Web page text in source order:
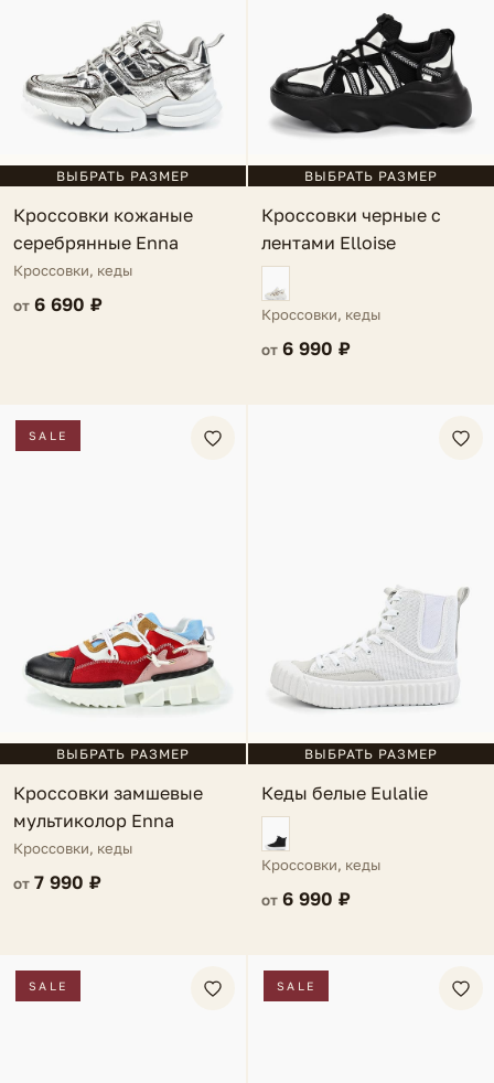
ВЫБРАТЬ РАЗМЕР
Кроссовки кожаные
серебрянные Enna
Кроссовки, кеды
от 6 690 ₽
ВЫБРАТЬ РАЗМЕР
Кроссовки черные с
лентами Elloise
Кроссовки, кеды
от 6 990 ₽
SALE
ВЫБРАТЬ РАЗМЕР
Кроссовки замшевые
мультиколор Enna
Кроссовки, кеды
от 7 990 ₽
ВЫБРАТЬ РАЗМЕР
Кеды белые Eulalie
Кроссовки, кеды
от 6 990 ₽
SALE SALE